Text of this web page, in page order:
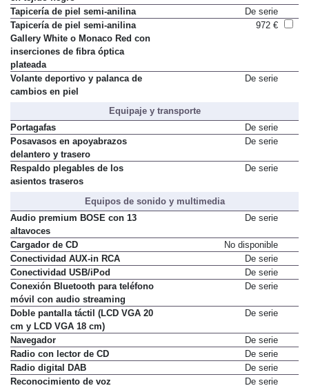
Tapicería de piel semi-anilina
De serie
Tapicería de piel semi-anilina
Gallery White o Monaco Red con
inserciones de fibra óptica
plateada
972 €
Volante deportivo y palanca de
cambios en piel
De serie
Equipaje y transporte
Portagafas
De serie
Posavasos en apoyabrazos
delantero y trasero
De serie
Respaldo plegables de los
asientos traseros
De serie
Equipos de sonido y multimedia
Audio premium BOSE con 13
altavoces
De serie
Cargador de CD
No disponible
Conectividad AUX-in RCA
De serie
Conectividad USB/iPod
De serie
Conexión Bluetooth para teléfono
móvil con audio streaming
De serie
Doble pantalla táctil (LCD VGA 20
cm y LCD VGA 18 cm)
De serie
Navegador
De serie
Radio con lector de CD
De serie
Radio digital DAB
De serie
Reconocimiento de voz
De serie